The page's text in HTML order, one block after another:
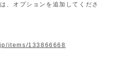
、オプションを追加してくださ
items/133866668